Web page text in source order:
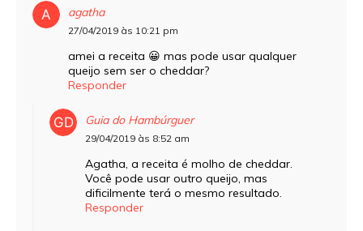
agatha
27/04/2019 às 10:21 pm
amei a receita 😀 mas pode usar qualquer
queijo sem ser o cheddar?
Responder
Guia do Hambúrguer
29/04/2019 às 8:52 am
Agatha, a receita é molho de cheddar.
Você pode usar outro queijo, mas
dificilmente terá o mesmo resultado.
Responder